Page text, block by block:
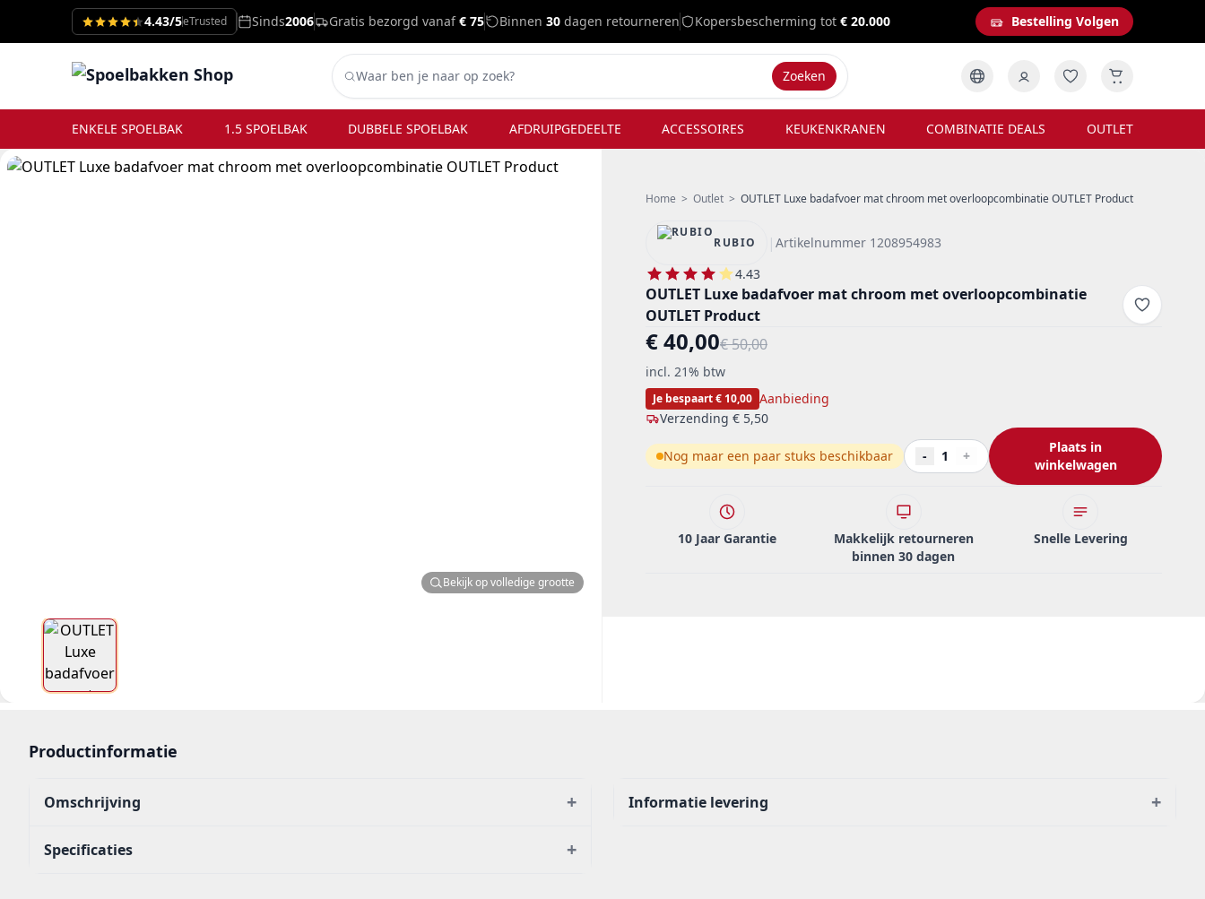
4.43/5eTrusted Sinds2006 Gratis bezorgd vanaf€ 75 Binnen 30 dagen retourneren Kopersbescherming tot € 20.000 Bestelling Volgen
Zoeken
ENKELE SPOELBAK 1.5 SPOELBAK DUBBELE SPOELBAK AFDRUIPGEDEELTE ACCESSOIRES KEUKENKRANEN COMBINATIE DEALS OUTLET
Bekijk op volledige grootte
Home > Outlet > OUTLET Luxe badafvoer mat chroom met overloopcombinatie OUTLET Product
RUBIO |Artikelnummer 1208954983
4.43
OUTLET Luxe badafvoer mat chroom met overloopcombinatie
OUTLET Product
€ 40,00€ 50,00
incl. 21% btw
Je bespaart € 10,00 Aanbieding
Verzending € 5,50
Nog maar een paar stuks beschikbaar - 1 +
Plaats in
winkelwagen
10 Jaar Garantie
Makkelijk retourneren
binnen 30 dagen
Snelle Levering
Productinformatie
Omschrijving +
Specificaties +
Informatie levering +